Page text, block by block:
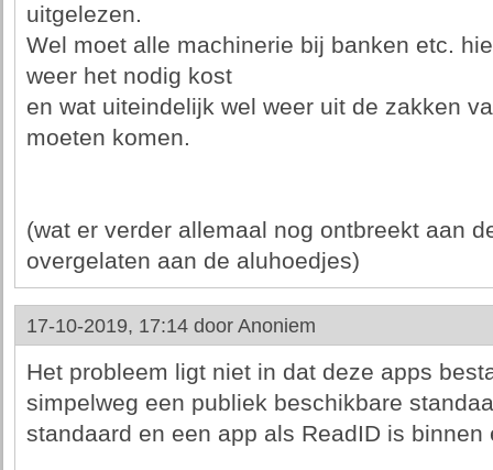
uitgelezen.
Wel moet alle machinerie bij banken etc.
weer het nodig kost
en wat uiteindelijk wel weer uit de zakken
moeten komen.
(wat er verder allemaal nog ontbreekt aan
overgelaten aan de aluhoedjes)
17-10-2019, 17:14 door Anoniem
Het probleem ligt niet in dat deze apps
simpelweg een publiek beschikbare
standaard en een app als ReadID is binnen